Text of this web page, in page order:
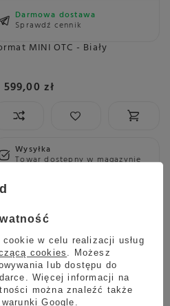
Darmowa dostawa
Sprawdź cennik
MINI OTC - Biały
599,00 zł
Wysyłka
Towar dostępny w magazynie
Jura C3 Piano Black (EA) +
999,00 zł
w celu realizacji usług
cookies . Możesz
lub dostępu do
Więcej informacji na
można znaleźć także
Google.